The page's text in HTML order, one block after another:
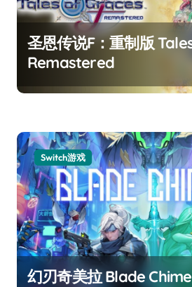
圣恩传说F：重制版
Remastered
Switch游戏
幻刃奇美拉 Blade